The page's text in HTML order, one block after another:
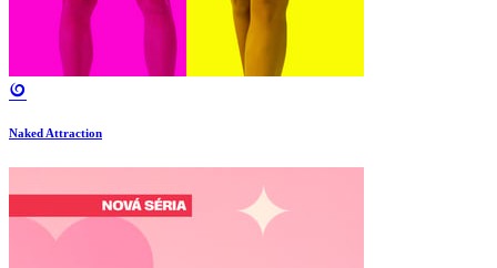
Naked Attraction